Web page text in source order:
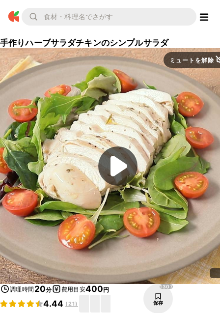
手作りハーブサラダチキンのシンプルサラダ
ミュートを解除
調理時間 20分 費用目安400円
4.44 (21)
1307
保存